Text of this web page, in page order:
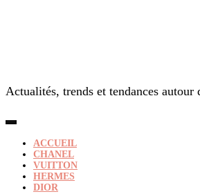
Actualités, trends et tendances autour
ACCUEIL
CHANEL
VUITTON
HERMES
DIOR